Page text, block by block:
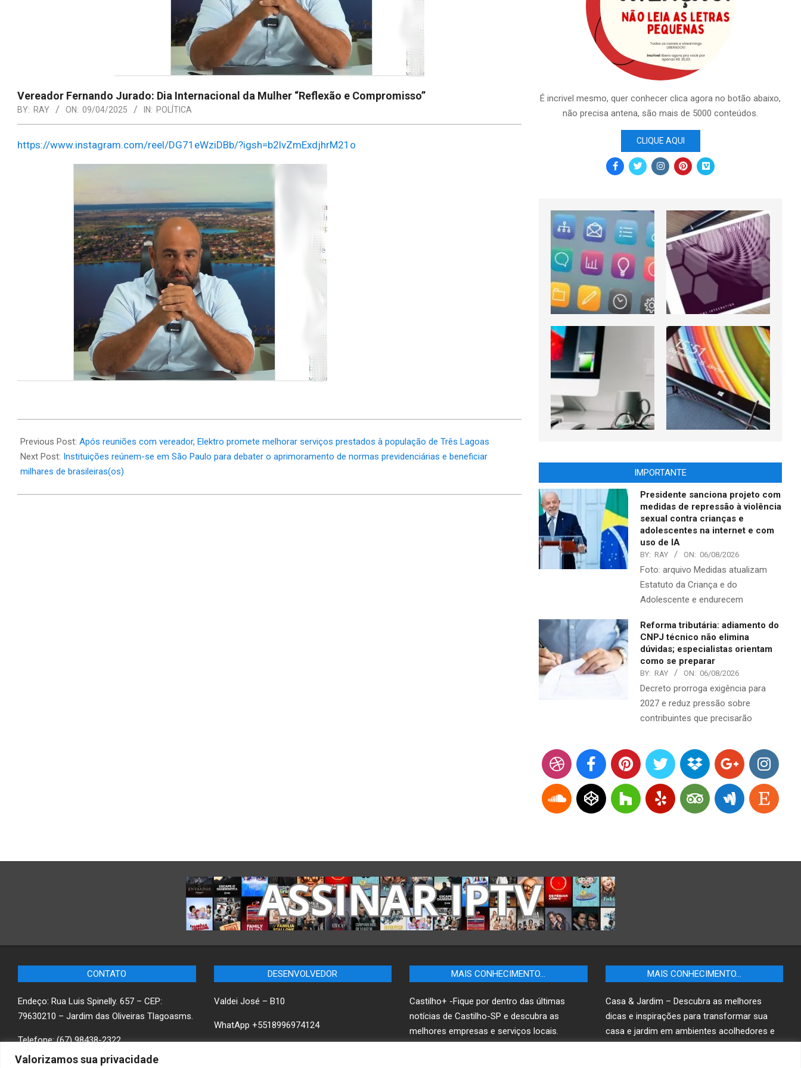
Valorizamos sua privacidade
Vereador Fernando Jurado: Dia Internacional da Mulher “Reflexão e Compromisso”
BY: RAY ON: 09/04/2025 IN: POLÍTICA
https://www.instagram.com/reel/DG71eWziDBb/?igsh=b2lvZmExdjhrM21o
04-
09
Previous Post: Após reuniões com vereador, Elektro promete melhorar serviços prestados à população de Três Lagoas
Next Post: Instituições reúnem-se em São Paulo para debater o aprimoramento de normas previdenciárias e beneficiar
milhares de brasileiras(os)
É incrivel mesmo, quer conhecer clica agora no botão abaixo,
não precisa antena, são mais de 5000 conteúdos.
CLIQUE AQUI
IMPORTANTE
Presidente sanciona projeto com
medidas de repressão à violência
sexual contra crianças e
adolescentes na internet e com
uso de IA
BY: RAY ON: 06/08/2026
Foto: arquivo Medidas atualizam
Estatuto da Criança e do
Adolescente e endurecem
Reforma tributária: adiamento do
CNPJ técnico não elimina
dúvidas; especialistas orientam
como se preparar
BY: RAY ON: 06/08/2026
Decreto prorroga exigência para
2027 e reduz pressão sobre
contribuintes que precisarão
CONTATO
Endeço: Rua Luis Spinelly. 657 – CEP:
79630210 – Jardim das Oliveiras Tlagoasms.
Telefone: (67) 98438-2322
DESENVOLVEDOR
Valdei José – B10
WhatApp +5518996974124
MAIS CONHECIMENTO…
Castilho+ -Fique por dentro das últimas
notícias de Castilho-SP e descubra as
melhores empresas e serviços locais.
MAIS CONHECIMENTO…
Casa & Jardim – Descubra as melhores
dicas e inspirações para transformar sua
casa e jardim em ambientes acolhedores e